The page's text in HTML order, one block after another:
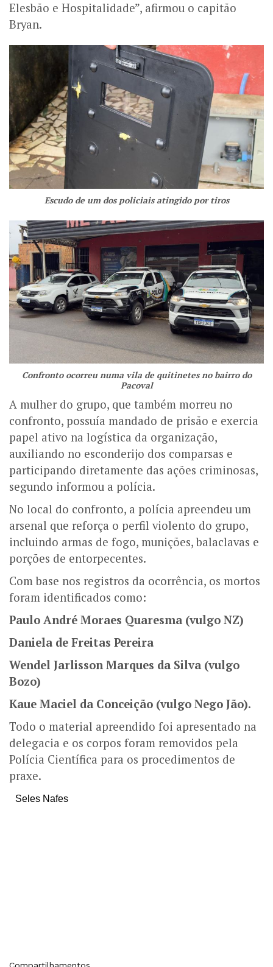
Elesbão e Hospitalidade”, afirmou o capitão
Bryan.
Escudo de um dos policiais atingido por tiros
Confronto ocorreu numa vila de quitinetes no bairro do
Pacoval
A mulher do grupo, que também morreu no
confronto, possuía mandado de prisão e exercia
papel ativo na logística da organização,
auxiliando no esconderijo dos comparsas e
participando diretamente das ações criminosas,
segundo informou a polícia.
No local do confronto, a polícia apreendeu um
arsenal que reforça o perfil violento do grupo,
incluindo armas de fogo, munições, balaclavas e
porções de entorpecentes.
Com base nos registros da ocorrência, os mortos
foram identificados como:
Paulo André Moraes Quaresma (vulgo NZ)
Daniela de Freitas Pereira
Wendel Jarlisson Marques da Silva (vulgo
Bozo)
Kaue Maciel da Conceição (vulgo Nego Jão).
Todo o material apreendido foi apresentado na
delegacia e os corpos foram removidos pela
Polícia Científica para os procedimentos de
praxe.
Seles Nafes